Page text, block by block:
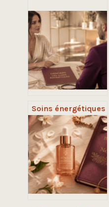
Soins énergétiques
: les 4 dangers
réels pour votre
santé mentale et
physique